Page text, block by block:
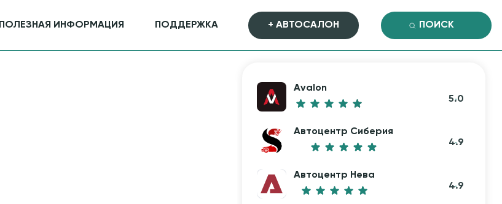
ПОЛЕЗНАЯ ИНФОРМАЦИЯ ПОДДЕРЖКА + АВТОСАЛОН
Avalon
5.0
Автоцентр Сиберия
4.9
Автоцентр Нева
4.9